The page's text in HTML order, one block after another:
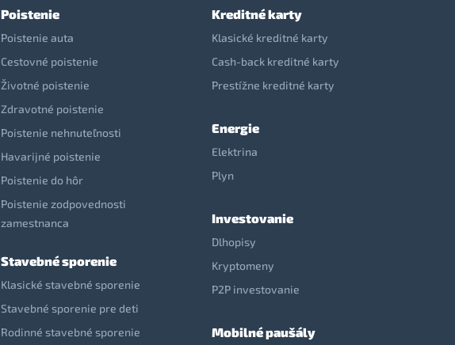
Poistenie
Poistenie auta
Cestovné poistenie
Životné poistenie
Zdravotné poistenie
Poistenie nehnuteľnosti
Havarijné poistenie
Poistenie do hôr
Poistenie zodpovednosti
zamestnanca
Stavebné sporenie
Klasické stavebné sporenie
Stavebné sporenie pre deti
Rodinné stavebné sporenie
Kreditné karty
Klasické kreditné karty
Cash-back kreditné karty
Prestížne kreditné karty
Energie
Elektrina
Plyn
Investovanie
Dlhopisy
Kryptomeny
P2P investovanie
Mobilné paušály